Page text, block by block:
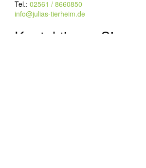
Tel.: 02561 / 8660850
info@julias-tierheim.de
Kontaktieren Sie uns